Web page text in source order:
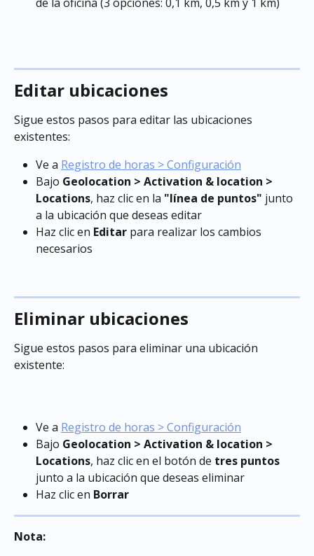
Editar ubicaciones
Sigue estos pasos para editar las ubicaciones
existentes:
Ve a Registro de horas > Configuración
Bajo Geolocation > Activation & location >
Locations, haz clic en la "línea de puntos" junto
a la ubicación que deseas editar
Haz clic en Editar para realizar los cambios
necesarios
Eliminar ubicaciones
Sigue estos pasos para eliminar una ubicación
existente:
Ve a Registro de horas > Configuración
Bajo Geolocation > Activation & location >
Locations, haz clic en el botón de tres puntos
junto a la ubicación que deseas eliminar
Haz clic en Borrar
Nota: